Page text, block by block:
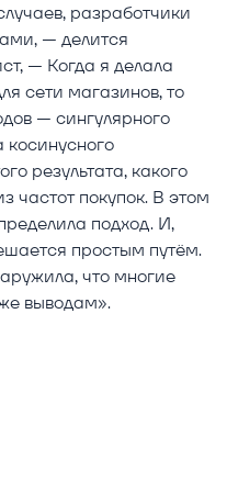
разработчики
— делится
— Когда я делала
сети магазинов, то
— сингулярного
результата, какого
частот покупок. В этом
подход. И,
простым путём.
что многие
выводам».